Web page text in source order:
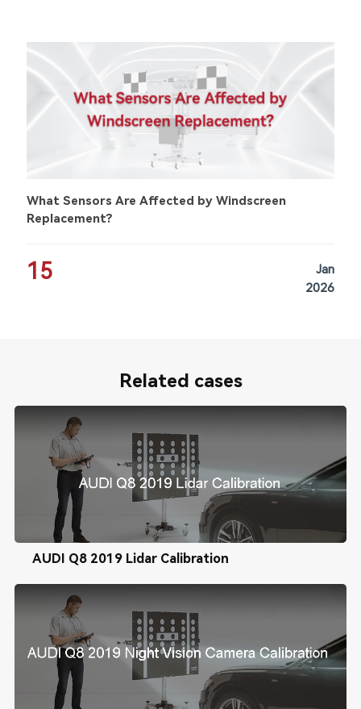
What Sensors Are Affected by Windscreen
Replacement?
15
Jan
2026
Related cases
AUDI Q8 2019 Lidar Calibration